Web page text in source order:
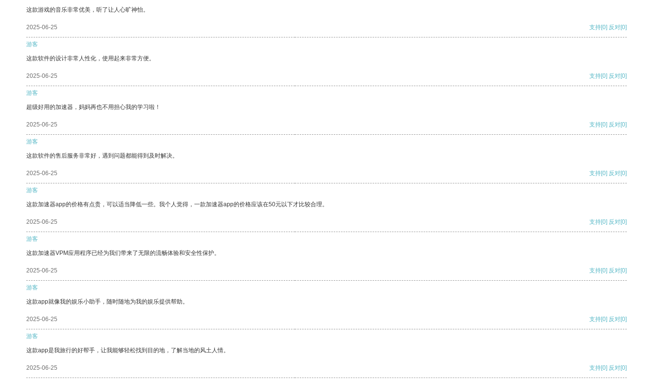
这款游戏的音乐非常优美，听了让人心旷神怡。
2025-06-25 支持[0] 反对[0]
游客
这款软件的设计非常人性化，使用起来非常方便。
2025-06-25 支持[0] 反对[0]
游客
超级好用的加速器，妈妈再也不用担心我的学习啦！
2025-06-25 支持[0] 反对[0]
游客
这款软件的售后服务非常好，遇到问题都能得到及时解决。
2025-06-25 支持[0] 反对[0]
游客
这款加速器app的价格有点贵，可以适当降低一些。我个人觉得，一款加速器app的价格应该在50元以下才比较合理。
2025-06-25 支持[0] 反对[0]
游客
这款加速器VPM应用程序已经为我们带来了无限的流畅体验和安全性保护。
2025-06-25 支持[0] 反对[0]
游客
这款app就像我的娱乐小助手，随时随地为我的娱乐提供帮助。
2025-06-25 支持[0] 反对[0]
游客
这款app是我旅行的好帮手，让我能够轻松找到目的地，了解当地的风土人情。
2025-06-25 支持[0] 反对[0]